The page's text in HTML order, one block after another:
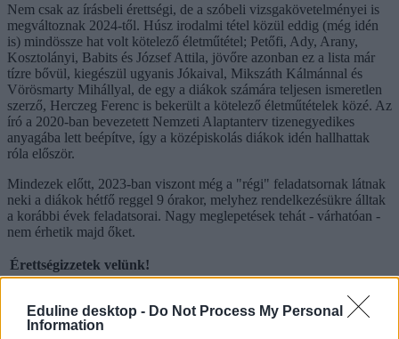
Eduline desktop - Do Not Process My Personal
Information
Nem csak az írásbeli érettségi, de a szóbeli vizsgakövetelményei is
megváltoznak 2024-től. Húsz irodalmi tétel közül eddig (még idén
is) mindössze hat volt kötelező életműtétel; Petőfi, Ady, Arany,
Kosztolányi, Babits és József Attila, jövőre azonban ez a lista már
tízre bővül, kiegészül ugyanis Jókaival, Mikszáth Kálmánnal és
Vörösmarty Mihállyal, de egy a diákok számára teljesen ismeretlen
szerző, Herczeg Ferenc is bekerült a kötelező életműtételek közé. Az
író a 2020-ban bevezetett Nemzeti Alaptanterv tizenegyedikes
anyagába lett beépítve, így a középiskolás diákok idén hallhattak
róla először.
Mindezek előtt, 2023-ban viszont még a "régi" feladatsornak látnak
neki a diákok hétfő reggel 9 órakor, melyhez rendelkezésükre álltak
a korábbi évek feladatsorai. Nagy meglepetések tehát - várhatóan -
nem érhetik majd őket.
Érettségizzetek velünk!
Az Eduline-on az idén is megtaláljátok a legfrissebb infókat az
érettségiről: a vizsgák napján reggeltől estig beszámolunk a
legfontosabb hírekről, megtudhatjátok, milyen feladatokat kell